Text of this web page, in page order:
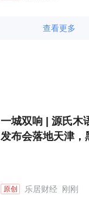
查看更多
一城双响 | 源氏木
发布会落地天津，
原创 乐居财经 刚刚